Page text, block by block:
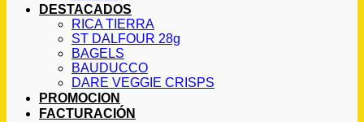
DESTACADOS
RICA TIERRA
ST DALFOUR 28g
BAGELS
BAUDUCCO
DARE VEGGIE CRISPS
PROMOCION
FACTURACIÓN